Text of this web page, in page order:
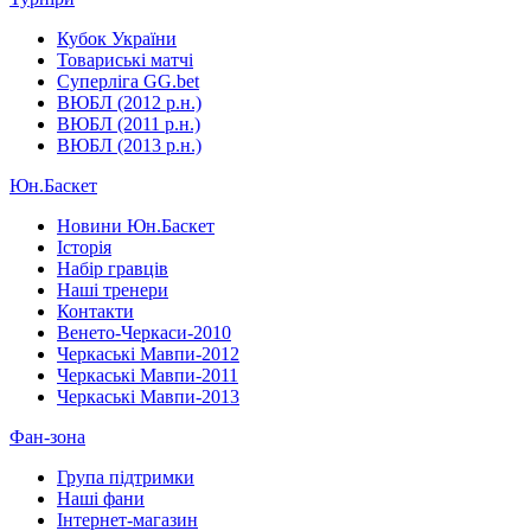
Кубок України
Товариські матчі
Суперліга GG.bet
ВЮБЛ (2012 р.н.)
ВЮБЛ (2011 р.н.)
ВЮБЛ (2013 р.н.)
Юн.Баскет
Новини Юн.Баскет
Історія
Набір гравців
Наші тренери
Контакти
Венето-Черкаси-2010
Черкаські Мавпи-2012
Черкаські Мавпи-2011
Черкаські Мавпи-2013
Фан-зона
Група підтримки
Наші фани
Інтернет-магазин